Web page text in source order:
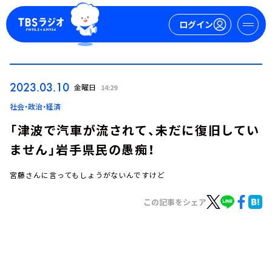
ログイン
2023.03.10 金曜日 14:29
社会・政治・経済
「津波で汽車が流されて、未だに復旧してい
ません」岩手県民の愚痴！
宮藤さんに言ってもしょうがないんですけど
この記事をシェア